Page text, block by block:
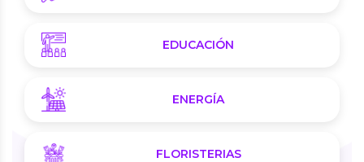
EDUCACIÓN
ENERGÍA
FLORISTERIAS